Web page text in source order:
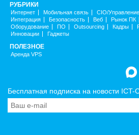
РУБРИКИ
Интернет Мобильная связь CIO/
Интеграция
Безопасность Веб Рынок ПК
Оборудование
ПО Outsourcing Кадры
Инновации
Гаджеты
ПОЛЕЗНОЕ
Аренда VPS
Бесплатная подписка на новости ICT-